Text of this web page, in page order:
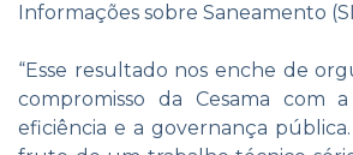
Informações sobre Saneamento
“Esse resultado nos enche de
compromisso da Cesama com
eficiência e a governança